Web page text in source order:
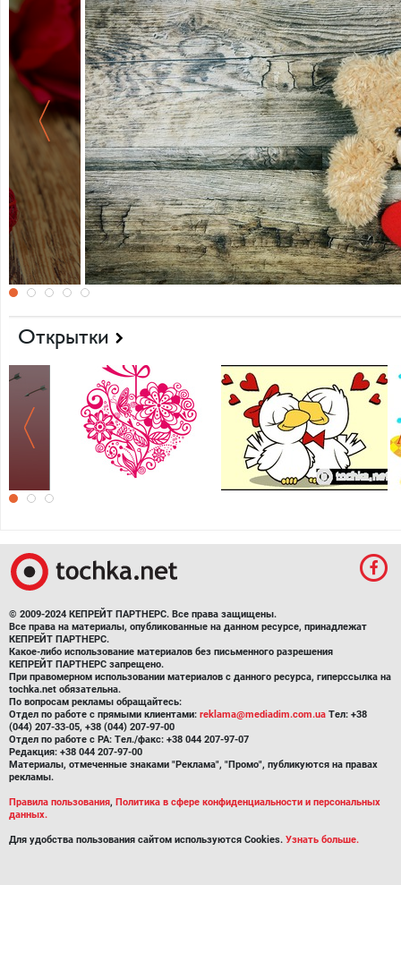
Милые обои на день Св. Валентина
Открытки
© 2009-2024 КЕПРЕЙТ ПАРТНЕРС. Все права защищены.
Все права на материалы, опубликованные на данном ресурсе, принадлежат
КЕПРЕЙТ ПАРТНЕРС.
Какое-либо использование материалов без письменного разрешения
КЕПРЕЙТ ПАРТНЕРС запрещено.
При правомерном использовании материалов с данного ресурса, гиперссылка на
tochka.net обязательна.
По вопросам рекламы обращайтесь:
Отдел по работе с прямыми клиентами: reklama@mediadim.com.ua Тел: +38
(044) 207-33-05, +38 (044) 207-97-00
Отдел по работе с РА: Тел./факс: +38 044 207-97-07
Редакция: +38 044 207-97-00
Материалы, отмеченные знаками "Реклама", "Промо", публикуются на правах
рекламы.
Правила пользования, Политика в сфере конфиденциальности и персональных
данных.
Для удобства пользования сайтом используются Cookies. Узнать больше.